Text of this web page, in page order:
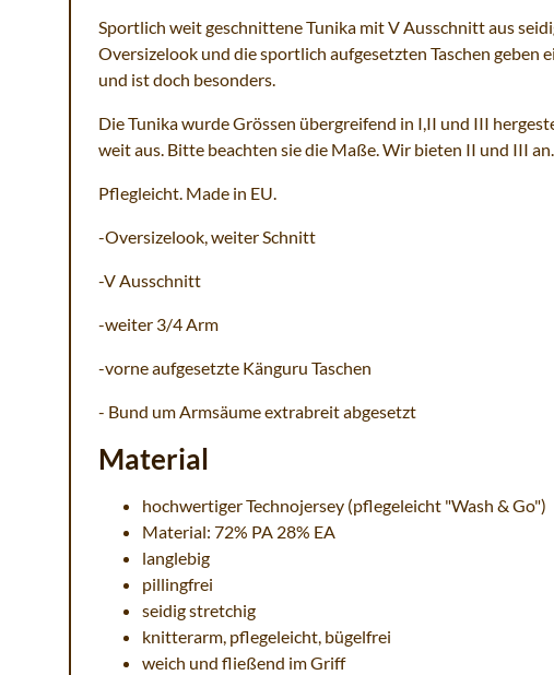
Sportlich weit geschnittene Tunika mit V Ausschnitt aus
Oversizelook und die sportlich aufgesetzten Taschen geben
und ist doch besonders.
Die Tunika wurde Grössen übergreifend in I,II und III
weit aus. Bitte beachten sie die Maße. Wir bieten II und III an.
Pflegleicht. Made in EU.
-Oversizelook, weiter Schnitt
-V Ausschnitt
-weiter 3/4 Arm
-vorne aufgesetzte Känguru Taschen
- Bund um Armsäume extrabreit abgesetzt
Material
hochwertiger Technojersey (pflegeleicht "Wash & Go")
Material: 72% PA 28% EA
langlebig
pillingfrei
seidig stretchig
knitterarm, pflegeleicht, bügelfrei
weich und fließend im Griff